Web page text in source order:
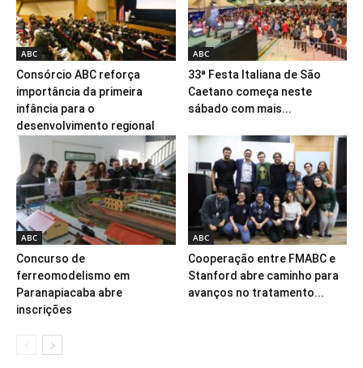
ABC
Consórcio ABC reforça
importância da primeira
infância para o
desenvolvimento regional
ABC
33ª Festa Italiana de São
Caetano começa neste
sábado com mais...
ABC
Concurso de
ferreomodelismo em
Paranapiacaba abre
inscrições
ABC
Cooperação entre FMABC e
Stanford abre caminho para
avanços no tratamento...